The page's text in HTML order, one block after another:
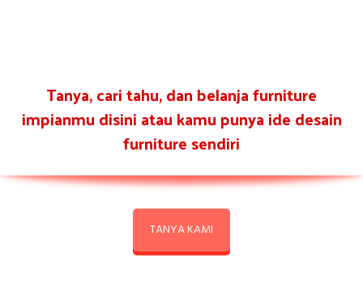
Tanya, cari tahu, dan belanja furniture
impianmu disini atau kamu punya ide desain
furniture sendiri
TANYA KAMI